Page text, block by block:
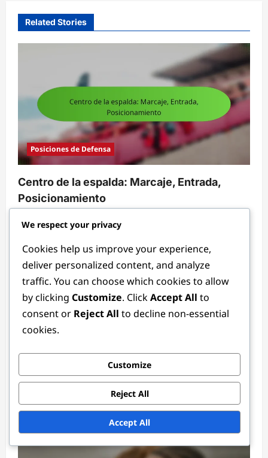
Related Stories
Posiciones de Defensa
Centro de la espalda: Marcaje, Entrada,
Posicionamiento
Defensor Internacional: Competencia,
Exposición, Habilidades
Ethan Rivers 3 months ago 0
We respect your privacy
Cookies help us improve your experience,
deliver personalized content, and analyze
traffic. You can choose which cookies to allow
by clicking Customize. ClickAccept All to
consent or Reject All to decline non-essential
cookies.
Customize
Reject All
Accept All